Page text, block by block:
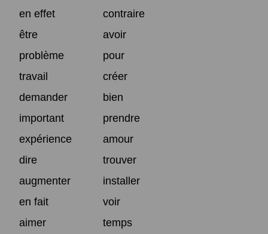
en effet
contraire
être
avoir
problème
pour
travail
créer
demander
bien
important
prendre
expérience
amour
dire
trouver
augmenter
installer
en fait
voir
aimer
temps